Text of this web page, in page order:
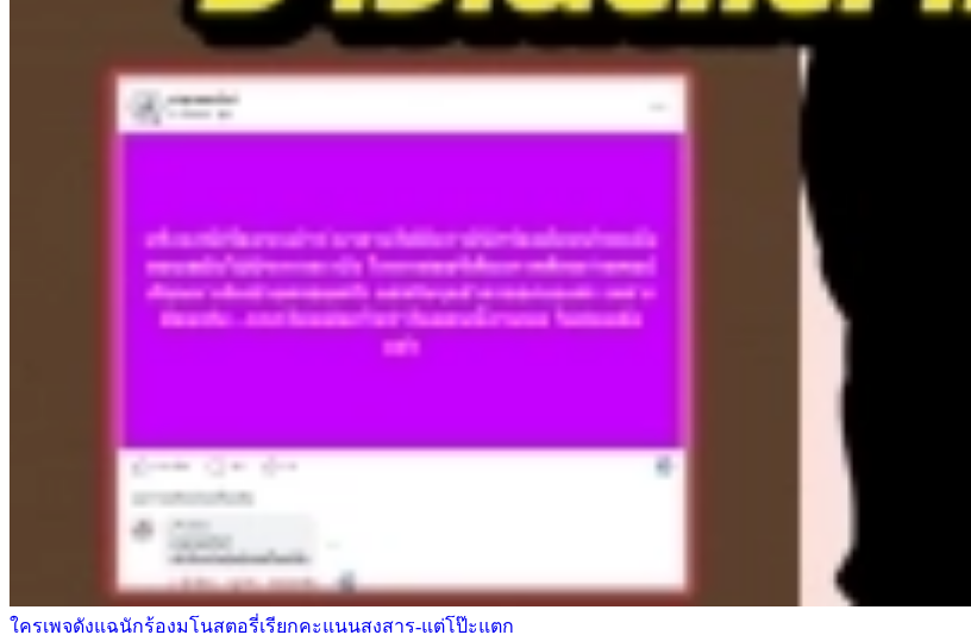
ใครเพจดังแฉนักร้องมโนสตอรี่เรียกคะแนนสงสาร-แต่โป๊ะแตก